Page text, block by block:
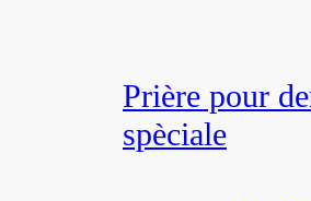
Prière pour
spèciale